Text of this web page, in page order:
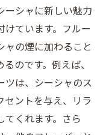
ーシャに新しい魅力
ています。フルー
ャの煙に加わること
のです。例えば、
ツは、シーシャのス
セントを与え、リラ
てくれます。さら